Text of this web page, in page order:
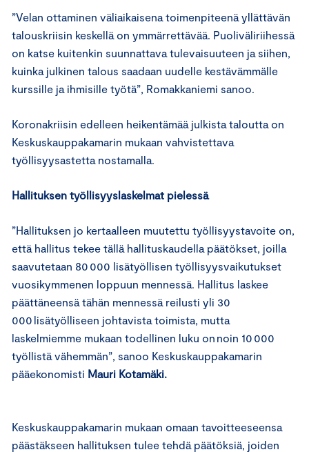
”Velan ottaminen väliaikaisena toimenpiteenä yllättävän
talouskriisin keskellä on ymmärrettävää. Puoliväliriihessä
on katse kuitenkin suunnattava tulevaisuuteen ja siihen,
kuinka julkinen talous saadaan uudelle kestävämmälle
kurssille ja ihmisille työtä”, Romakkaniemi sanoo.
Koronakriisin edelleen heikentämää julkista taloutta on
Keskuskauppakamarin mukaan vahvistettava
työllisyysastetta nostamalla.
Hallituksen työllisyyslaskelmat pielessä
”Hallituksen jo kertaalleen muutettu työllisyystavoite on,
että hallitus tekee tällä hallituskaudella päätökset, joilla
saavutetaan 80 000 lisätyöllisen työllisyysvaikutukset
vuosikymmenen loppuun mennessä. Hallitus laskee
päättäneensä tähän mennessä reilusti yli 30
000 lisätyölliseen johtavista toimista, mutta
laskelmiemme mukaan todellinen luku on noin 10 000
työllistä vähemmän”, sanoo Keskuskauppakamarin
pääekonomisti Mauri Kotamäki.
Keskuskauppakamarin mukaan omaan tavoitteeseensa
päästäkseen hallituksen tulee tehdä päätöksiä, joiden